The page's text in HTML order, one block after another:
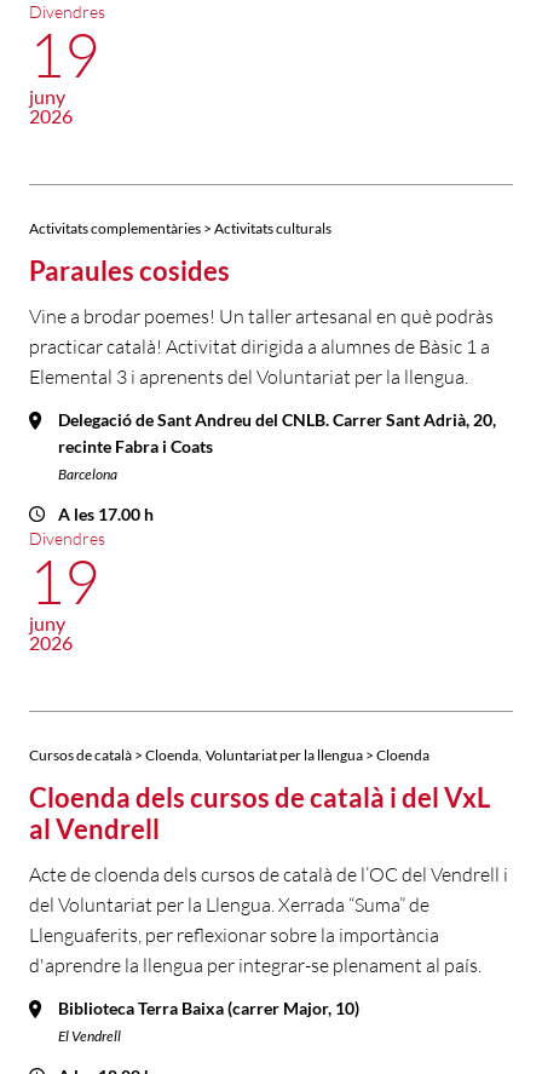
Divendres
19
juny
2026
Activitats complementàries > Activitats culturals
Paraules cosides
Vine a brodar poemes! Un taller artesanal en què podràs
practicar català! Activitat dirigida a alumnes de Bàsic 1 a
Elemental 3 i aprenents del Voluntariat per la llengua.
Delegació de Sant Andreu del CNLB. Carrer Sant Adrià, 20,
recinte Fabra i Coats
Barcelona
A les 17.00 h
Divendres
19
juny
2026
Cursos de català > Cloenda Voluntariat per la llengua > Cloenda
Cloenda dels cursos de català i del VxL
al Vendrell
Acte de cloenda dels cursos de català de l’OC del Vendrell i
del Voluntariat per la Llengua. Xerrada “Suma” de
Llenguaferits, per reflexionar sobre la importància
d'aprendre la llengua per integrar-se plenament al país.
Biblioteca Terra Baixa (carrer Major, 10)
El Vendrell